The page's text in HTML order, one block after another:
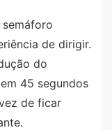
de dirigir.
do
45 segundos
de ficar